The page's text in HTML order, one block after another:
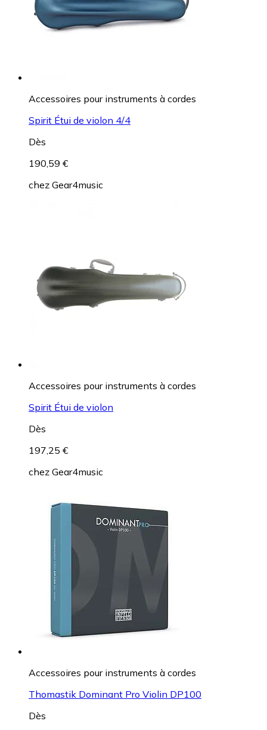
Accessoires pour instruments à cordes
Spirit Étui de violon 4/4
Dès
190,59 €
chez Gear4music
Accessoires pour instruments à cordes
Spirit Étui de violon
Dès
197,25 €
chez Gear4music
Accessoires pour instruments à cordes
Thomastik Dominant Pro Violin DP100
Dès